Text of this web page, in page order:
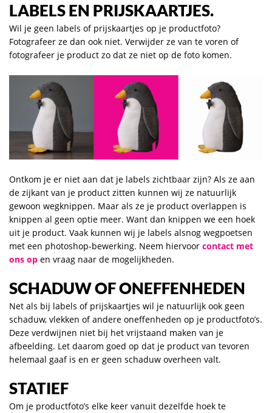
LABELS EN PRIJSKAARTJES.
Wil je geen labels of prijskaartjes op je productfoto?
Fotografeer ze dan ook niet. Verwijder ze van te voren of
fotografeer je product zo dat ze niet op de foto komen.
Ontkom je er niet aan dat je labels zichtbaar zijn? Als ze aan
de zijkant van je product zitten kunnen wij ze natuurlijk
gewoon wegknippen. Maar als ze je product overlappen is
knippen al geen optie meer. Want dan knippen we een hoek
uit je product. Vaak kunnen wij je labels alsnog wegpoetsen
met een photoshop-bewerking. Neem hiervoor contact met
ons op en vraag naar de mogelijkheden.
SCHADUW OF ONEFFENHEDEN
Net als bij labels of prijskaartjes wil je natuurlijk ook geen
schaduw, vlekken of andere oneffenheden op je productfoto’s.
Deze verdwijnen niet bij het vrijstaand maken van je
afbeelding. Let daarom goed op dat je product van tevoren
helemaal gaaf is en er geen schaduw overheen valt.
STATIEF
Om je productfoto’s elke keer vanuit dezelfde hoek te